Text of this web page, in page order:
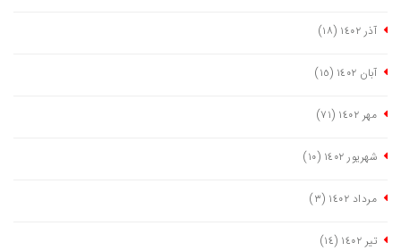
آذر ١٤٠٢ (١٨)
آبان ١٤٠٢ (١٥)
مهر ١٤٠٢ (٧١)
شهریور ١٤٠٢ (١٠)
مرداد ١٤٠٢ (٣)
تیر ١٤٠٢ (١٤)